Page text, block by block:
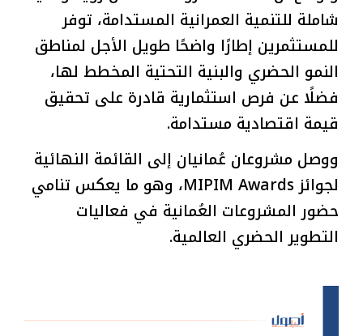
شاملة للتنمية العمرانية المستدامة، توفر
للمستثمرين إطارًا واضحًا طويل الأجل لمناطق
النمو الحضري والبنية التحتية المخطط لها،
فضلًا عن فرص استثمارية قادرة على تحقيق
قيمة اقتصادية مستدامة.
ووصل مشروعان عُمانيان إلى القائمة النهائية
لجوائز MIPIM Awards، وهو ما يعكس تنامي
حضور المشروعات العُمانية في فعاليات
التطوير الحضري العالمية.